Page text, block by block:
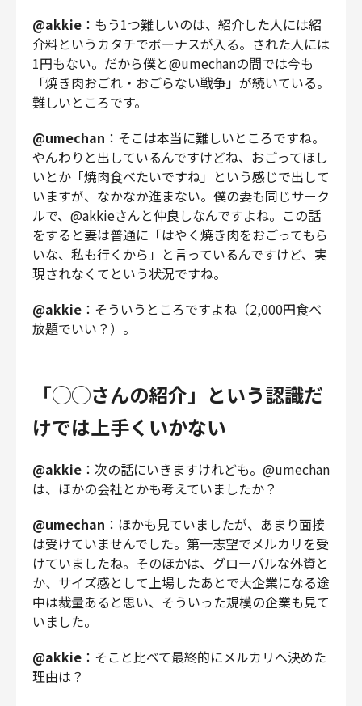
@akkie ：もう1つ難しいのは、紹介した人には紹
介料というカタチでボーナスが入る。された人には
1円もない。だから僕と@umechanの間では今も
「焼き肉おごれ・おごらない戦争」が続いている。
難しいところです。
@umechan ：そこは本当に難しいところですね。
やんわりと出しているんですけどね、おごってほし
いとか「焼肉食べたいですね」という感じで出して
いますが、なかなか進まない。僕の妻も同じサーク
ルで、@akkieさんと仲良しなんですよね。この話
をすると妻は普通に「はやく焼き肉をおごってもら
いな、私も行くから」と言っているんですけど、実
現されなくてという状況ですね。
@akkie ：そういうところですよね（2,000円食べ
放題でいい？）。
「◯◯さんの紹介」という認識だ
けでは上手くいかない
@akkie ：次の話にいきますけれども。@umechan
は、ほかの会社とかも考えていましたか？
@umechan ：ほかも見ていましたが、あまり面接
は受けていませんでした。第一志望でメルカリを受
けていましたね。そのほかは、グローバルな外資と
か、サイズ感として上場したあとで大企業になる途
中は裁量あると思い、そういった規模の企業も見て
いました。
@akkie ：そこと比べて最終的にメルカリへ決めた
理由は？